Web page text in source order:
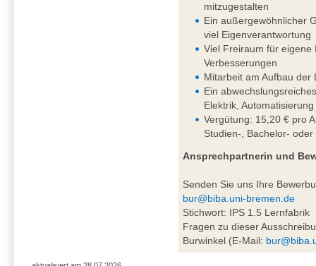
mitzugestalten
Ein außergewöhnlicher
viel Eigenverantwortung
Viel Freiraum für eigene
Verbesserungen
Mitarbeit am Aufbau der
Ein
Elektrik,
Vergütung: 15,20 € pro
Studien-, Bachelor-
Ansprechpartnerin und
Senden Sie uns Ihre
bur@biba.uni-bremen.de
Stichwort: IPS 1.5 Lernfabrik
Fragen zu dieser
Burwinkel (E-Mail: